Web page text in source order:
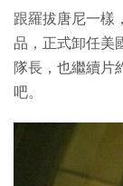
跟羅拔唐尼一樣
品，正式卸任美
隊長，也繼續片
吧。